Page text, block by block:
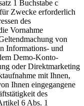
1 Buchstabe c
Zwecke erforderlich
des
Vornahme
von
Informations- und
Demo-Konto-
oder Direktmarketing
mit Ihnen,
Ihnen eingegangene
des
6 Abs. 1